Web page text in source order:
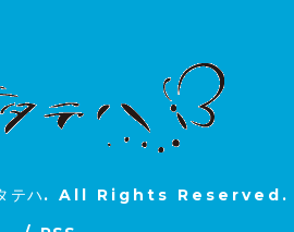
テハ. All Rights Reserved.